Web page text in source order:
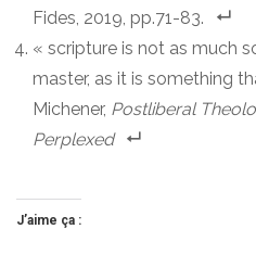
Fides, 2019, pp.71-83.
« scripture is not as much
master, as it is something
Michener, Postliberal
Perplexed
J’aime ça :